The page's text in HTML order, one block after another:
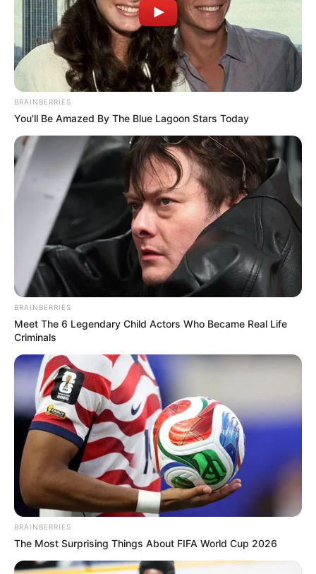
Você já faz
ou quer começar a fazer? O
sapatinho de tricô para bebêé uma peça ideal
para quem quer iniciar nessa técnica e pode ser
feito com vários tamanhos de agulhas e as mais
variadas lãs e fios de algodão. Veja esses
tutoriais:
Para quem está começando, recomendamos esse
tutorial super fácil para começar:
Bianca Schultz
BRAINBERRIES
You'll Be Amazed By The Blue Lagoon Stars Today
BRAINBERRIES
Meet The 6 Legendary Child Actors Who Became Real Life
Criminals
BRAINBERRIES
The Most Surprising Things About FIFA World Cup 2026